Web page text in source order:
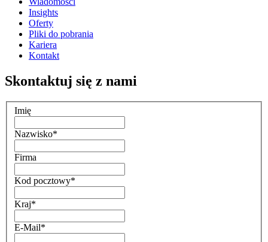
Insights
Oferty
Pliki do pobrania
Kariera
Kontakt
Skontaktuj się z nami
Imię
Nazwisko*
Firma
Kod pocztowy*
Kraj*
E-Mail*